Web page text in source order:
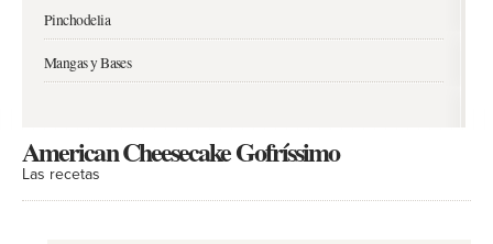
Pinchodelia
Mangas y Bases
American Cheesecake Gofríssimo
Las recetas